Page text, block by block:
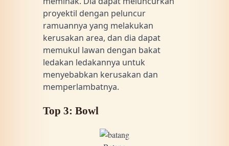
proyektil dengan peluncur
ramuannya yang melakukan
kerusakan area, dan dia dapat
memukul lawan dengan bakat
ledakan ledakannya untuk
menyebabkan kerusakan dan
memperlambatnya.
Top 3: Bowl